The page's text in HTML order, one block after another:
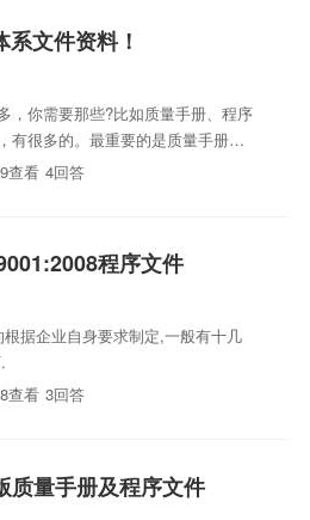
文件资料！
，你需要那些?比如质量手册、程序
有很多的。最重要的是质量手册
们公司的客户资料都是我们的老师
查看 4回答
程序文件
据企业自身要求制定,一般有十几
查看 3回答
质量手册及程序文件